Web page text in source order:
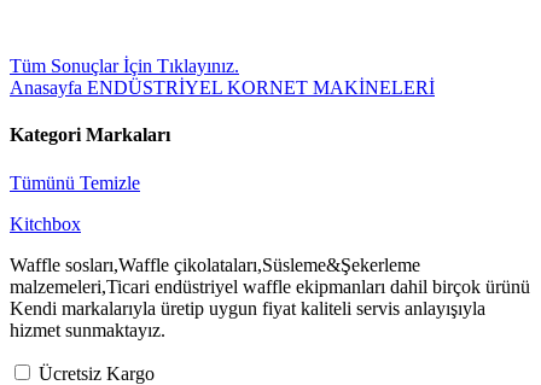
Tüm Sonuçlar İçin Tıklayınız.
Anasayfa ENDÜSTRİYEL KORNET MAKİNELERİ
Kategori Markaları
Tümünü Temizle
Kitchbox
Waffle sosları,Waffle çikolataları,Süsleme&Şekerleme
malzemeleri,Ticari endüstriyel waffle ekipmanları dahil birçok ürünü
Kendi markalarıyla üretip uygun fiyat kaliteli servis anlayışıyla
hizmet sunmaktayız.
Ücretsiz Kargo